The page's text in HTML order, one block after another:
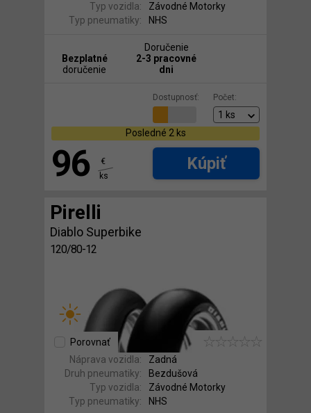
Typ vozidla:
Závodné Motorky
Typ pneumatiky:
NHS
Bezplatné
doručenie
Doručenie
2-3 pracovné
dni
Dostupnosť: Počet:
Posledné 2 ks
96
€
ks
Kúpiť
Pirelli
Diablo Superbike
120/80-12
Porovnať
Náprava vozidla:
Zadná
Druh pneumatiky:
Bezdušová
Typ vozidla:
Závodné Motorky
Typ pneumatiky:
NHS